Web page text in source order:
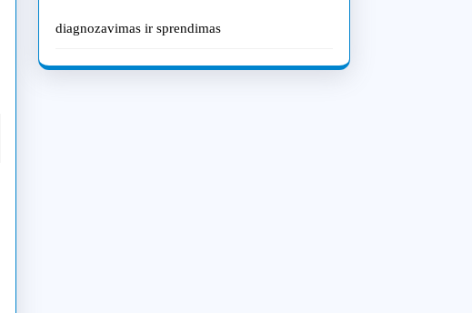
diagnozavimas ir sprendimas